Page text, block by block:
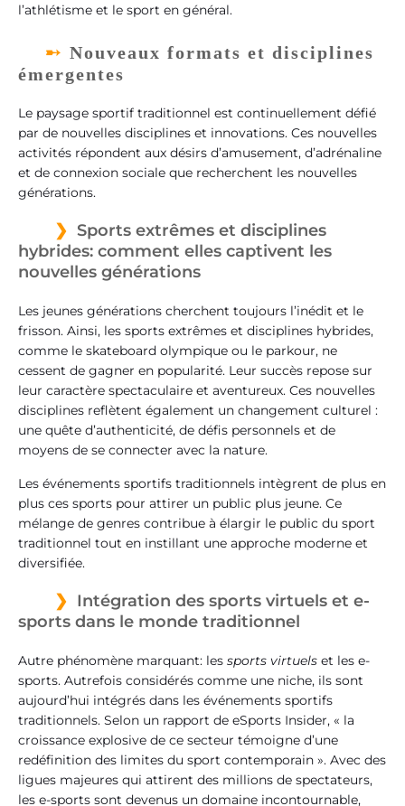
l’athlétisme et le sport en général.
Nouveaux formats et disciplines
émergentes
Le paysage sportif traditionnel est continuellement défié
par de nouvelles disciplines et innovations. Ces nouvelles
activités répondent aux désirs d’amusement, d’adrénaline
et de connexion sociale que recherchent les nouvelles
générations.
Sports extrêmes et disciplines
hybrides: comment elles captivent les
nouvelles générations
Les jeunes générations cherchent toujours l’inédit et le
frisson. Ainsi, les sports extrêmes et disciplines hybrides,
comme le skateboard olympique ou le parkour, ne
cessent de gagner en popularité. Leur succès repose sur
leur caractère spectaculaire et aventureux. Ces nouvelles
disciplines reflètent également un changement culturel :
une quête d’authenticité, de défis personnels et de
moyens de se connecter avec la nature.
Les événements sportifs traditionnels intègrent de plus en
plus ces sports pour attirer un public plus jeune. Ce
mélange de genres contribue à élargir le public du sport
traditionnel tout en instillant une approche moderne et
diversifiée.
Intégration des sports virtuels et e-
sports dans le monde traditionnel
Autre phénomène marquant: les sports virtuels et les e-
sports. Autrefois considérés comme une niche, ils sont
aujourd’hui intégrés dans les événements sportifs
traditionnels. Selon un rapport de eSports Insider, « la
croissance explosive de ce secteur témoigne d’une
redéfinition des limites du sport contemporain ». Avec des
ligues majeures qui attirent des millions de spectateurs,
les e-sports sont devenus un domaine incontournable,